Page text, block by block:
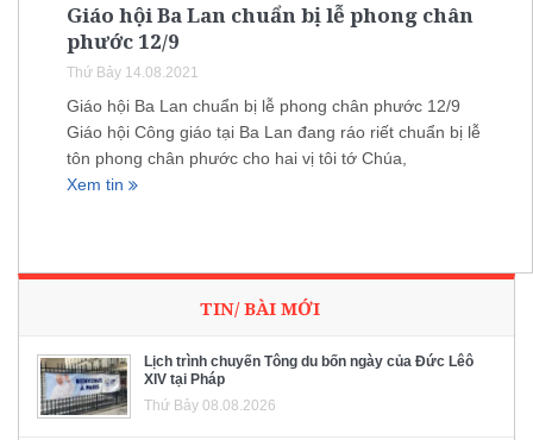
Giáo hội Ba Lan chuẩn bị lễ phong chân
phước 12/9
Thứ Bảy 14.08.2021
Giáo hội Ba Lan chuẩn bị lễ phong chân phước 12/9
Giáo hội Công giáo tại Ba Lan đang ráo riết chuẩn bị lễ
tôn phong chân phước cho hai vị tôi tớ Chúa,
Xem tin
TIN/ BÀI MỚI
Lịch trình chuyến Tông du bốn ngày của Đức Lêô
XIV tại Pháp
Thứ Bảy 08.08.2026